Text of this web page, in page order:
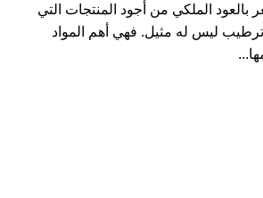
الملكي من أجود المنتجات التي
ليس له مثيل. فهي أهم المواد